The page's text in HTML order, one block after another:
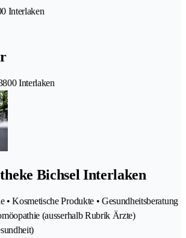
Interlaken
Interlaken
Bichsel Interlaken
• Kosmetische Produkte • Gesundheitsberatung
(ausserhalb Rubrik Ärzte)